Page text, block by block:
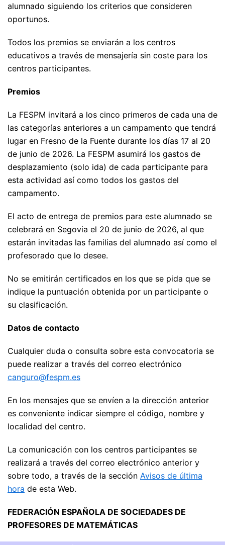
alumnado siguiendo los criterios que consideren
oportunos.
Todos los premios se enviarán a los centros
educativos a través de mensajería sin coste para los
centros participantes.
Premios
La FESPM invitará a los cinco primeros de cada una de
las categorías anteriores a un campamento que tendrá
lugar en Fresno de la Fuente durante los días 17 al 20
de junio de 2026. La FESPM asumirá los gastos de
desplazamiento (solo ida) de cada participante para
esta actividad así como todos los gastos del
campamento.
El acto de entrega de premios para este alumnado se
celebrará en Segovia el 20 de junio de 2026, al que
estarán invitadas las familias del alumnado así como el
profesorado que lo desee.
No se emitirán certificados en los que se pida que se
indique la puntuación obtenida por un participante o
su clasificación.
Datos de contacto
Cualquier duda o consulta sobre esta convocatoria se
puede realizar a través del correo electrónico
canguro@fespm.es
En los mensajes que se envíen a la dirección anterior
es conveniente indicar siempre el código, nombre y
localidad del centro.
La comunicación con los centros participantes se
realizará a través del correo electrónico anterior y
sobre todo, a través de la sección Avisos de última
hora de esta Web.
FEDERACIÓN ESPAÑOLA DE SOCIEDADES DE
PROFESORES DE MATEMÁTICAS